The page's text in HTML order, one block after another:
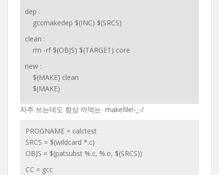
dep :
gccmakedep $(INC) $(SRCS)
clean :
rm -rf $(OBJS) $(TARGET) core
new :
$(MAKE) clean
$(MAKE)
자주 쓰는데도 항상 까먹는 makefile!-_-/
PROGNAME = calctest
SRCS = $(wildcard *.c)
OBJS = $(patsubst %.c, %.o, $(SRCS))
CC = gcc